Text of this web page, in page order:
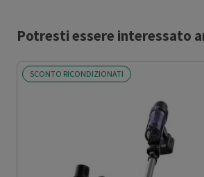
Potresti essere interessato
SCONTO RICONDIZIONATI